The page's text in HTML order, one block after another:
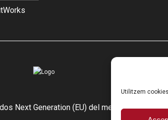
Utilitzem
Next Generation (EU) del mecanismo de